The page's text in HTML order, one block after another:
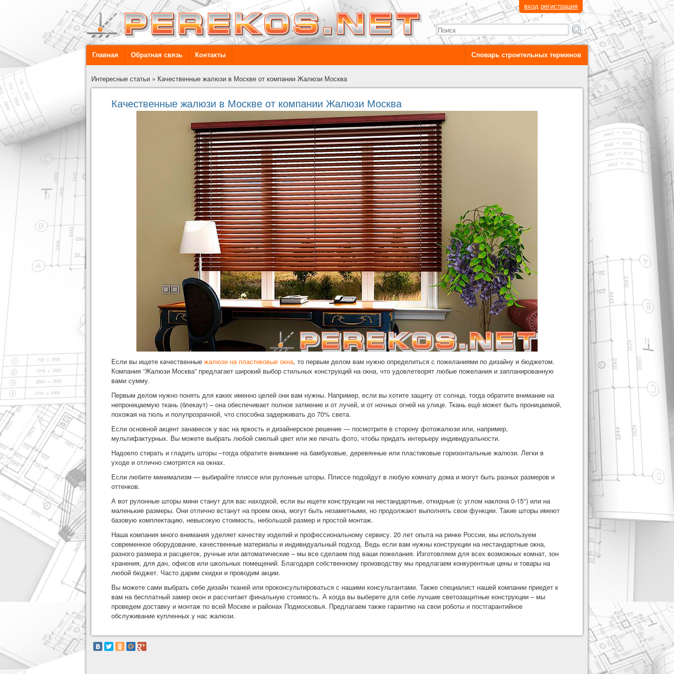
вход регистрация
Главная Обратная связь Контакты Словарь строительных терминов
Интересные статьи » Качественные жалюзи в Москве от компании Жалюзи Москва
Качественные жалюзи в Москве от компании Жалюзи Москва
Если вы ищете качественные жалюзи на пластиковые окна, то первым делом вам нужно определиться с пожеланиями по дизайну и бюджетом.
Компания “Жалюзи Москва” предлагает широкий выбор стильных конструкций на окна, что удовлетворят любые пожелания и запланированную
вами сумму.
Первым делом нужно понять для каких именно целей они вам нужны. Например, если вы хотите защиту от солнца, тогда обратите внимание на
непроницаемую ткань (блекаут) – она обеспечивает полное затмение и от лучей, и от ночных огней на улице. Ткань ещё может быть проницаемой,
похожая на тюль и полупрозрачной, что способна задерживать до 70% света.
Если основной акцент занавесок у вас на яркость и дизайнерское решение — посмотрите в сторону фотожалюзи или, например,
мультифактурных. Вы можете выбрать любой смелый цвет или же печать фото, чтобы придать интерьеру индивидуальности.
Надоело стирать и гладить шторы –тогда обратите внимание на бамбуковые, деревянные или пластиковые горизонтальные жалюзи. Легки в
уходе и отлично смотрятся на окнах.
Если любите минимализм — выбирайте плиссе или рулонные шторы. Плиссе подойдут в любую комнату дома и могут быть разных размеров и
оттенков.
А вот рулонные шторы мини станут для вас находкой, если вы ищете конструкции на нестандартные, откидные (с углом наклона 0-15°) или на
маленькие размеры. Они отлично встанут на проем окна, могут быть незаметными, но продолжают выполнять свои функции. Такие шторы имеют
базовую комплектацию, невысокую стоимость, небольшой размер и простой монтаж.
Наша компания много внимания уделяет качеству изделий и профессиональному сервису. 20 лет опыта на ринке России, мы используем
современное оборудование, качественные материалы и индивидуальный подход. Ведь если вам нужны конструкции на нестандартные окна,
разного размера и расцветок, ручные или автоматические – мы все сделаем под ваши пожелания. Изготовляем для всех возможных комнат, зон
хранения, для дач, офисов или школьных помещений. Благодаря собственному производству мы предлагаем конкурентные цены и товары на
любой бюджет. Часто дарим скидки и проводим акции.
Вы можете сами выбрать себе дизайн тканей или проконсультироваться с нашими консультантами. Также специалист нашей компании приедет к
вам на бесплатный замер окон и рассчитает финальную стоимость. А когда вы выберете для себе лучшие светозащитные конструкции – мы
проведем доставку и монтаж по всей Москве и районах Подмосковья. Предлагаем также гарантию на свои роботы и постгарантийное
обслуживание купленных у нас жалюзи.